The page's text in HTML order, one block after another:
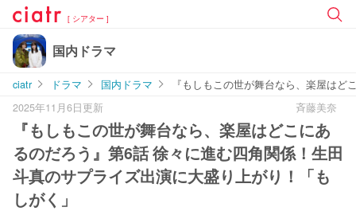
[ シアター ]
国内ドラマ
ciatr ドラマ 国内ドラマ
『もしもこの世が舞台なら、楽屋は
2025年11月6日更新
斉藤美奈
『もしもこの世が舞台なら、楽屋はどこにあ
るのだろう』第6話 徐々に進む四角関係！生田
斗真のサプライズ出演に大盛り上がり！「も
しがく」